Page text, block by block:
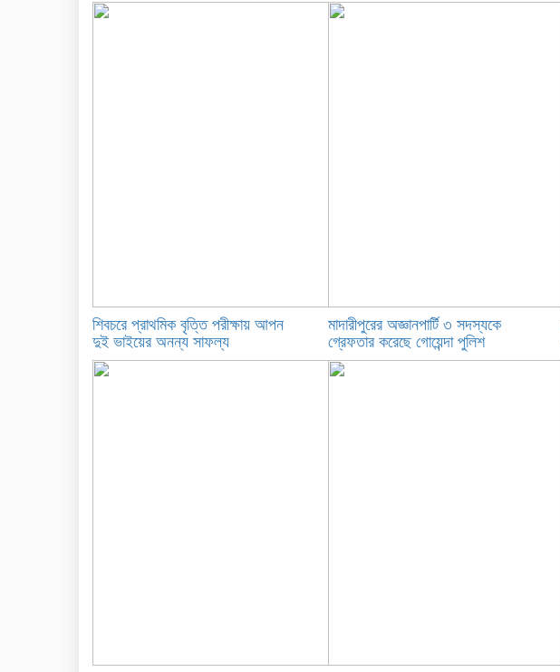
শিবচরে প্রাথমিক বৃত্তি পরীক্ষায় আপন
দুই ভাইয়ের অনন্য সাফল্য
মাদারীপুরের অজ্ঞানপার্টি ৩ সদস্যকে
গ্রেফতার করেছে গোয়েন্দা পুলিশ